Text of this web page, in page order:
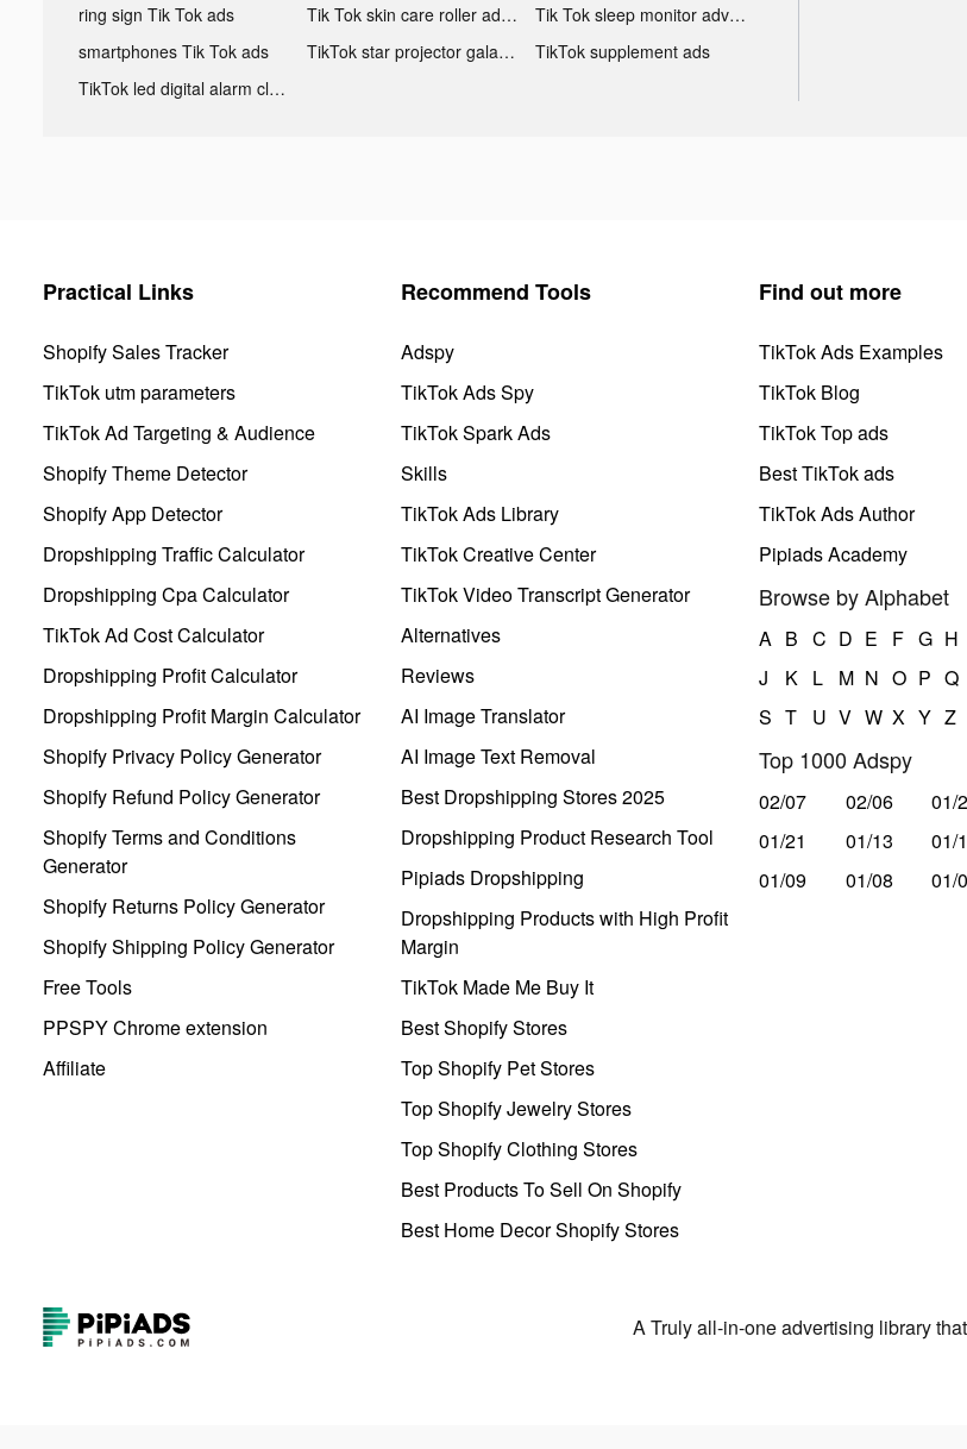
ring sign Tik Tok ads
Tik Tok skin care roller advertising
Tik Tok sleep monitor advertising
smartphones Tik Tok ads
TikTok star projector galaxy night light bluetooth ads
TikTok supplement ads
TikTok led digital alarm clock ads
Practical Links
Shopify Sales Tracker
TikTok utm parameters
TikTok Ad Targeting & Audience
Shopify Theme Detector
Shopify App Detector
Dropshipping Traffic Calculator
Dropshipping Cpa Calculator
TikTok Ad Cost Calculator
Dropshipping Profit Calculator
Dropshipping Profit Margin Calculator
Shopify Privacy Policy Generator
Shopify Refund Policy Generator
Shopify Terms and Conditions
Generator
Shopify Returns Policy Generator
Shopify Shipping Policy Generator
Free Tools
PPSPY Chrome extension
Affiliate
Recommend Tools
Adspy
TikTok Ads Spy
TikTok Spark Ads
Skills
TikTok Ads Library
TikTok Creative Center
TikTok Video Transcript Generator
Alternatives
Reviews
AI Image Translator
AI Image Text Removal
Best Dropshipping Stores 2025
Dropshipping Product Research Tool
Pipiads Dropshipping
Dropshipping Products with High Profit
Margin
TikTok Made Me Buy It
Best Shopify Stores
Top Shopify Pet Stores
Top Shopify Jewelry Stores
Top Shopify Clothing Stores
Best Products To Sell On Shopify
Best Home Decor Shopify Stores
Find out more
TikTok Ads Examples
TikTok Blog
TikTok Top ads
Best TikTok ads
TikTok Ads Author
Pipiads Academy
Browse by Alphabet
A B C D E F G H
J
K L M N O P Q
S T U V W X Y Z
Top 1000 Adspy
02/07 02/06
01/
01/21
01/13
01/
01/09
01/08 01/
A Truly all-in-one advertising library